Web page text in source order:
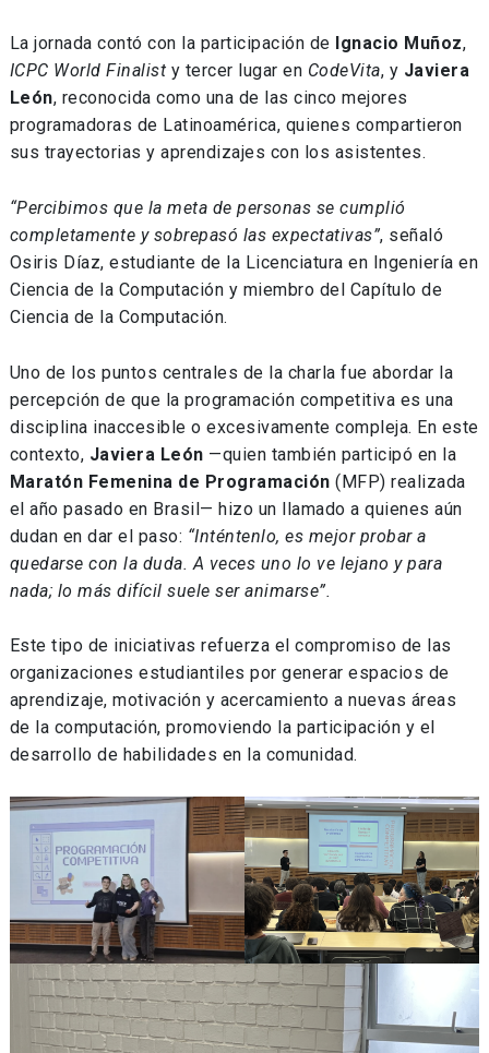
La jornada contó con la participación de Ignacio Muñoz,
ICPC World Finalist y tercer lugar en CodeVita, y Javiera
León, reconocida como una de las cinco mejores
programadoras de Latinoamérica, quienes compartieron
sus trayectorias y aprendizajes con los asistentes.
“Percibimos que la meta de personas se cumplió
completamente y sobrepasó las expectativas”, señaló
Osiris Díaz, estudiante de la Licenciatura en Ingeniería en
Ciencia de la Computación y miembro del Capítulo de
Ciencia de la Computación.
Uno de los puntos centrales de la charla fue abordar la
percepción de que la programación competitiva es una
disciplina inaccesible o excesivamente compleja. En este
contexto, Javiera León —quien también participó en la
Maratón Femenina de Programación (MFP) realizada
el año pasado en Brasil— hizo un llamado a quienes aún
dudan en dar el paso: “Inténtenlo, es mejor probar a
quedarse con la duda. A veces uno lo ve lejano y para
nada; lo más difícil suele ser animarse”.
Este tipo de iniciativas refuerza el compromiso de las
organizaciones estudiantiles por generar espacios de
aprendizaje, motivación y acercamiento a nuevas áreas
de la computación, promoviendo la participación y el
desarrollo de habilidades en la comunidad.